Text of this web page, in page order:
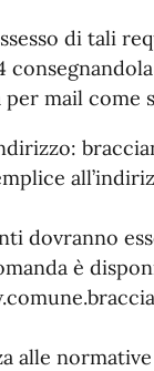
di tali
mail come
dovranno
è
alle